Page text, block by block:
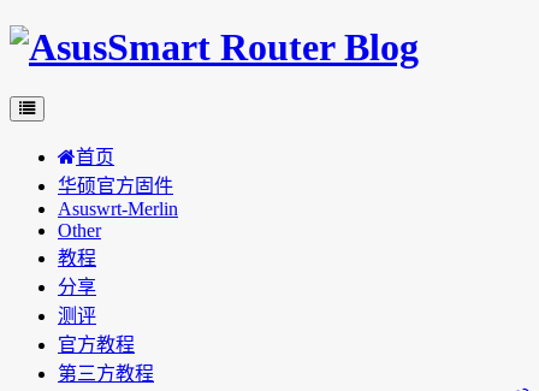
首页
华硕官方固件
Asuswrt-Merlin
Other
教程
分享
测评
官方教程
第三方教程